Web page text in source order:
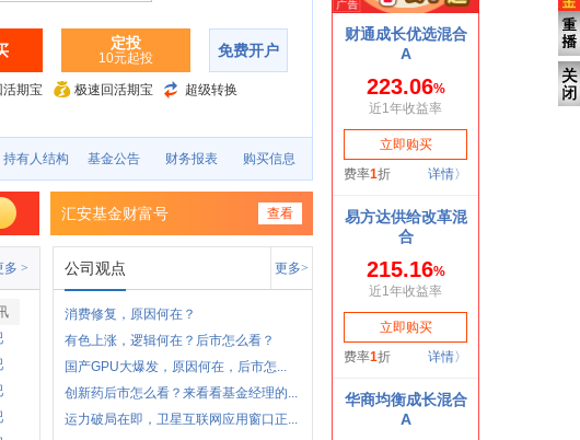
定投
10元起投 免费开户
活期宝 极速回活期宝 超级转换
持有人结构 基金公告 财务报表 购买信息
汇安基金财富号 查看
多 > 公司观点 更多>
消费修复，原因何在？
有色上涨，逻辑何在？后市怎么看？
国产GPU大爆发，原因何在，后市怎...
创新药后市怎么看？来看看基金经理的...
运力破局在即，卫星互联网应用窗口正...